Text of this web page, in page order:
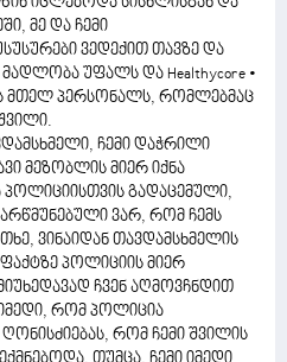
მე და ჩემი
ვედექით თავზე და
უფალს და Healthycore •
მთელ პერსონალს, რომლებმაც
ჩემი დაჭრილი
მეზობლის მიერ იქნა
გადაცემული,
ვარ, რომ ჩემს
ვინაიდან თავდამსხმელის
პოლიციის მიერ
ჩვენ აღმოვჩნდით
რომ პოლიცია
რომ ჩემი შვილის